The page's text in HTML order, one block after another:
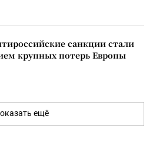
санкции стали
крупных потерь Европы
ещё